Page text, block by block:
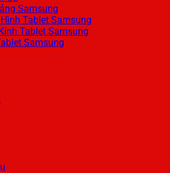
Samsung
Tablet Samsung
Tablet Samsung
Samsung